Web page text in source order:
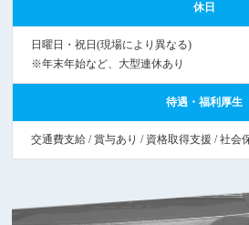
休日
日曜日・祝日(現場により異なる)
※年末年始など、大型連休あり
待遇・福利厚生
交通費支給 / 賞与あり / 資格取得支援 / 社会